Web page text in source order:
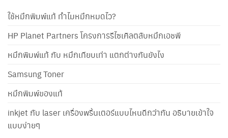
ใช้หมึกพิมพ์แท้ ทำไมหมึกหมดไว?
HP Planet Partners โครงการรีไซเคิลตลับหมึกเอชพี
หมึกพิมพ์แท้ กับ หมึกเทียบเท่า แตกต่างกันยังไง
Samsung Toner
หมึกพิมพ์ของแท้
inkjet กับ laser เครื่องพริ้นเตอร์แบบไหนดีกว่ากัน อธิบายเข้าใจ
แบบง่ายๆ